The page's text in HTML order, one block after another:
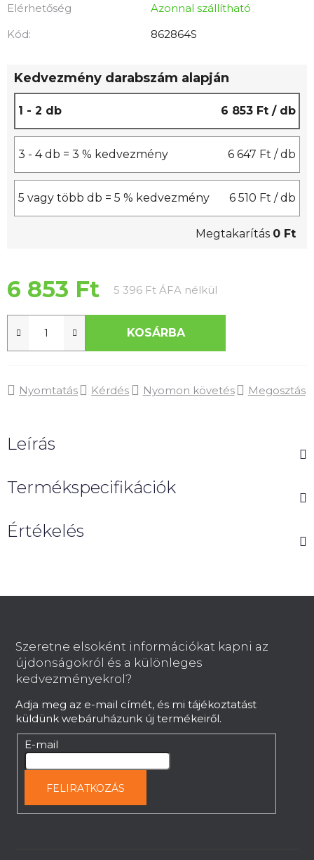
átlagos
értékelése
0,0
Elérhetőség
Azonnal szállítható
Kód:
862864S
Kedvezmény darabszám alapján
1 - 2 db 6 853 Ft / db
3 - 4 db = 3 % kedvezmény 6 647 Ft / db
5 vagy több db = 5 % kedvezmény 6 510 Ft / db
Megtakarítás 0 Ft
6 853 Ft 5 396 Ft ÁFA nélkül
KOSÁRBA
Nyomtatás Kérdés Nyomon követés Megosztás
Leírás
Termékspecifikációk
Értékelés
Szeretne elsoként információkat kapni az
újdonságokról és a különleges
kedvezményekrol?
Adja meg az e-mail címét, és mi tájékoztatást
küldünk webáruházunk új termékeiről.
E-mail
FELIRATKOZÁS